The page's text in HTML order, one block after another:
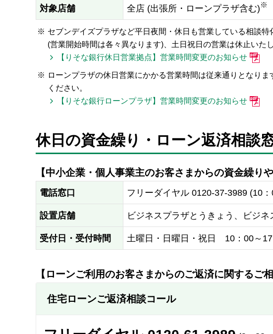
対象店舗 全店 (出張所・ローンプラザ含む)※
※ セブンデイズプラザなど平日夜間・休日も営業している相談
(営業開始時間は各々異なります)、土日祝日の営業は休止いた
【りそな銀行休日営業拠点】営業時間変更のお知らせ
※ ローンプラザの休日営業にかかる営業時間は従来通りとなり
ください。
【りそな銀行ローンプラザ】営業時間変更のお知らせ
休日の資金繰り・ローン返済相談
【中小企業・個人事業主のお客さまからの資金繰り
電話窓口 フリーダイヤル 0120-37-3989 (10
設置店舗 ビジネスプラザとうきょう、ビジ
受付日・受付時間 土曜日・日曜日・祝日 10：00～
【ローンご利用のお客さまからのご返済に関するご
住宅ローンご返済相談コール